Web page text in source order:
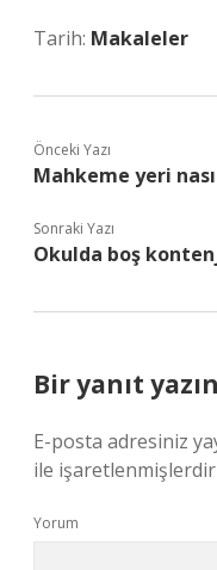
Tarih: Makaleler
Önceki Yazı
Mahkeme yeri
Sonraki Yazı
Okulda boş
Bir yanıt yazın
E-posta adresiniz
ile işaretlenmişlerdir
Yorum